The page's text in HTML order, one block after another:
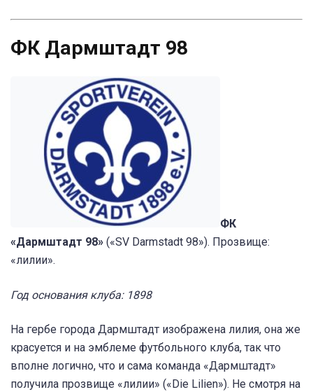
ФК Дармштадт 98
ФК
«Дармштадт 98» («SV Darmstadt 98»). Прозвище:
«лилии».
Год основания клуба: 1898
На гербе города Дармштадт изображена лилия, она же
красуется и на эмблеме футбольного клуба, так что
вполне логично, что и сама команда «Дармштадт»
получила прозвище «лилии» («Die Lilien»). Не смотря на